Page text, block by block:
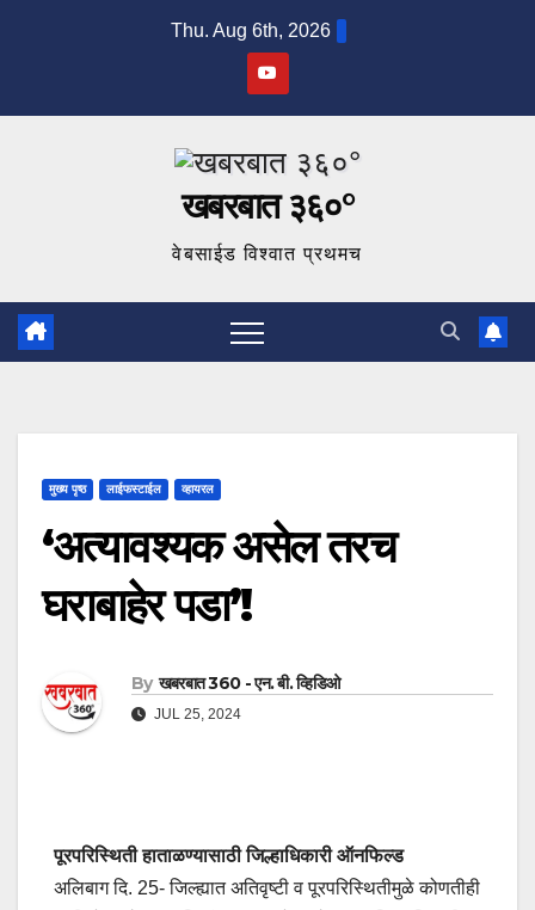
Thu. Aug 6th, 2026
खबरबात ३६०°
वेबसाईड विश्वात प्रथमच
मुख्य पृष्ठ लाईफस्टाईल व्हायरल
‘अत्यावश्यक असेल तरच
घराबाहेर पडा’!
By खबरबात 360 - एन. बी. व्हिडिओ
JUL 25, 2024
पूरपरिस्थिती हाताळण्यासाठी जिल्हाधिकारी ऑनफिल्ड
अलिबाग दि. 25- जिल्ह्यात अतिवृष्टी व पूरपरिस्थितीमुळे कोणतीही